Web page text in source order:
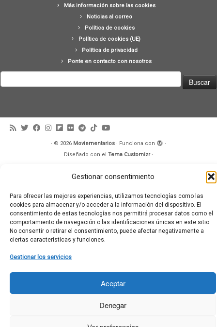
Gestionar consentimiento
Para ofrecer las mejores experiencias, utilizamos tecnologías como las
cookies para almacenar y/o acceder a la información del dispositivo. El
consentimiento de estas tecnologías nos permitirá procesar datos como el
comportamiento de navegación o las identificaciones únicas en este sitio.
No consentir o retirar el consentimiento, puede afectar negativamente a
ciertas características y funciones.
Gestionar los servicios
Aceptar
Denegar
Más información sobre las cookies
Noticias al correo
Política de cookies
Política de cookies (UE)
Política de privacidad
Ponte en contacto con nosotros
· © 2026 Moviementarios · Funciona con
·
Diseñado con el Tema Customizr·